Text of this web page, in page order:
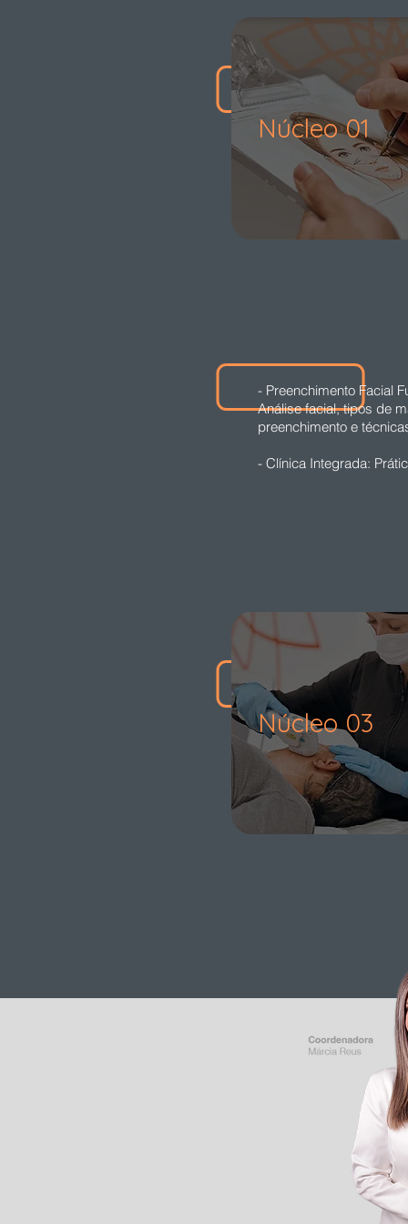
Núcleo 01
- Preenchimento Facial
Análise facial, tipos de
preenchimento e
- Clínica Integrada:
Núcleo 03